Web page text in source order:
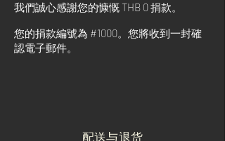
我們誠心感謝您的慷慨 THB 0 捐款。
您的捐款編號為 #1000。您將收到一封確
認電子郵件。
配送与退货